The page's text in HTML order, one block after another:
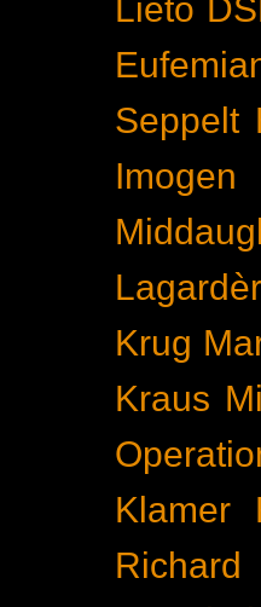
Lieto
Seppelt
Imogen
Krug
Kraus
Klamer
Richard